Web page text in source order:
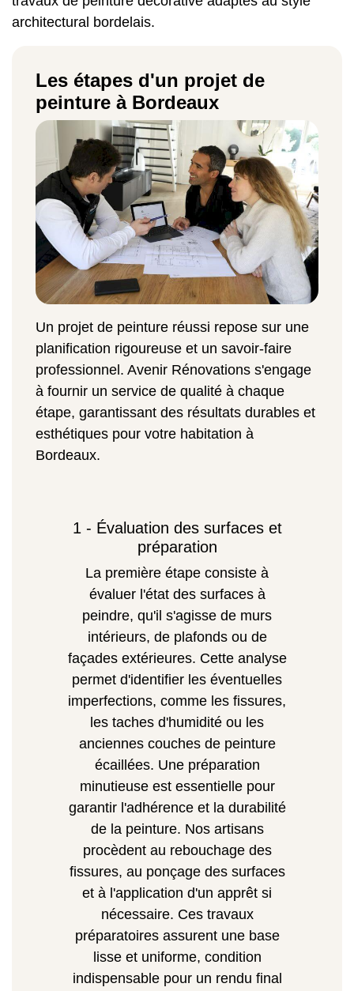
architectural bordelais.
Les étapes d'un projet de
peinture à Bordeaux
Un projet de peinture réussi repose sur une
planification rigoureuse et un savoir-faire
professionnel. Avenir Rénovations s'engage
à fournir un service de qualité à chaque
étape, garantissant des résultats durables et
esthétiques pour votre habitation à
Bordeaux.
1 - Évaluation des surfaces et
préparation
La première étape consiste à
évaluer l'état des surfaces à
peindre, qu'il s'agisse de murs
intérieurs, de plafonds ou de
façades extérieures. Cette analyse
permet d'identifier les éventuelles
imperfections, comme les fissures,
les taches d'humidité ou les
anciennes couches de peinture
écaillées. Une préparation
minutieuse est essentielle pour
garantir l'adhérence et la durabilité
de la peinture. Nos artisans
procèdent au rebouchage des
fissures, au ponçage des surfaces
et à l'application d'un apprêt si
nécessaire. Ces travaux
préparatoires assurent une base
lisse et uniforme, condition
indispensable pour un rendu final